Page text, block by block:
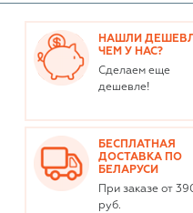
НАШЛИ
ЧЕМ У НАС?
Сделаем еще
дешевле!
БЕСПЛАТНАЯ
ДОСТАВКА ПО
БЕЛАРУСИ
При заказе от
руб.